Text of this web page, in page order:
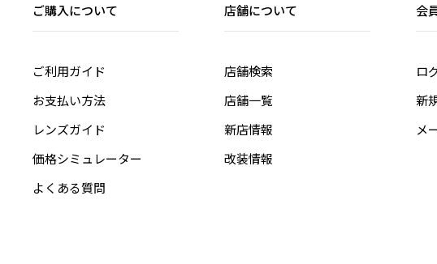
ご購入について
ご利用ガイド
お支払い方法
レンズガイド
価格シミュレーター
よくある質問
店舗について
店舗検索
店舗一覧
新店情報
改装情報
会
ロ
新
メ